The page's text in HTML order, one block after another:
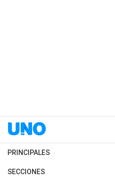
PRINCIPALES
Últimas Noticias
SECCIONES